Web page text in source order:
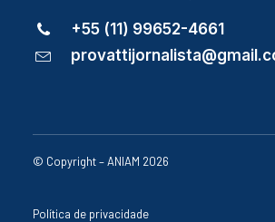
+55 (11) 99652-4661
© Copyright – ANIAM 2026
Política de privacidade